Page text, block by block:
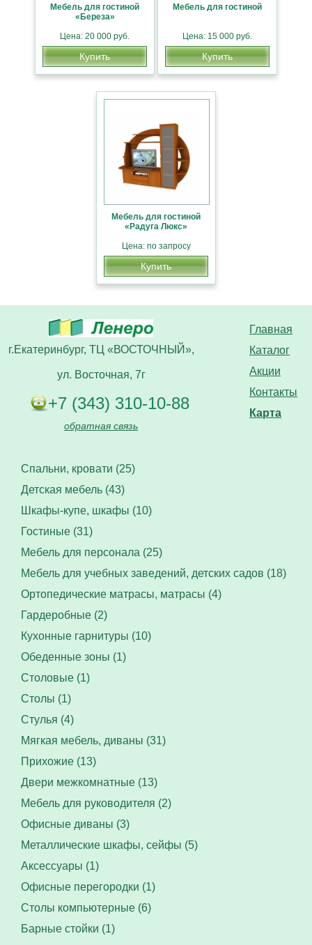
Мебель для гостиной
«Береза»
Цена: 20 000 руб.
Купить
Мебель для гостиной
Цена: 15 000 руб.
Купить
Мебель для гостиной
«Радуга Люкс»
Цена: по запросу
Купить
Главная
Каталог
Акции
Контакты
Карта
г.Екатеринбург, ТЦ «ВОСТОЧНЫЙ»,
ул. Восточная, 7г
+7 (343) 310-10-88
обратная связь
Спальни, кровати (25)
Детская мебель (43)
Шкафы-купе, шкафы (10)
Гостиные (31)
Мебель для персонала (25)
Мебель для учебных заведений, детских садов (18)
Ортопедические матрасы, матрасы (4)
Гардеробные (2)
Кухонные гарнитуры (10)
Обеденные зоны (1)
Столовые (1)
Столы (1)
Стулья (4)
Мягкая мебель, диваны (31)
Прихожие (13)
Двери межкомнатные (13)
Мебель для руководителя (2)
Офисные диваны (3)
Металлические шкафы, сейфы (5)
Аксессуары (1)
Офисные перегородки (1)
Столы компьютерные (6)
Барные стойки (1)